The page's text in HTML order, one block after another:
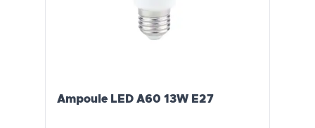
Ampoule LED A60 13W E27